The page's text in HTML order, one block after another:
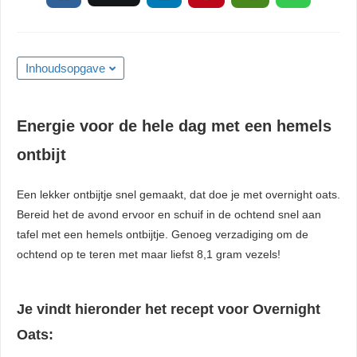
Inhoudsopgave
Energie voor de hele dag met een hemels
ontbijt
Een lekker ontbijtje snel gemaakt, dat doe je met overnight oats.
Bereid het de avond ervoor en schuif in de ochtend snel aan
tafel met een hemels ontbijtje. Genoeg verzadiging om de
ochtend op te teren met maar liefst 8,1 gram vezels!
Je vindt hieronder het recept voor Overnight
Oats:
te
van een
op de
te